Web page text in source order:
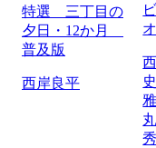
特選 三丁目の
夕日・12か月
普及版
西岸良平